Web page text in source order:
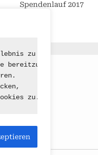
zu verbessern,
bereitzustellen
zu.
Spendenlauf 2017